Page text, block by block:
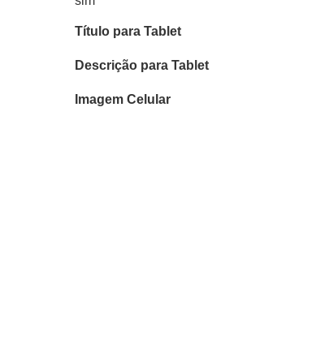
Título para Tablet
Descrição para Tablet
Imagem Celular